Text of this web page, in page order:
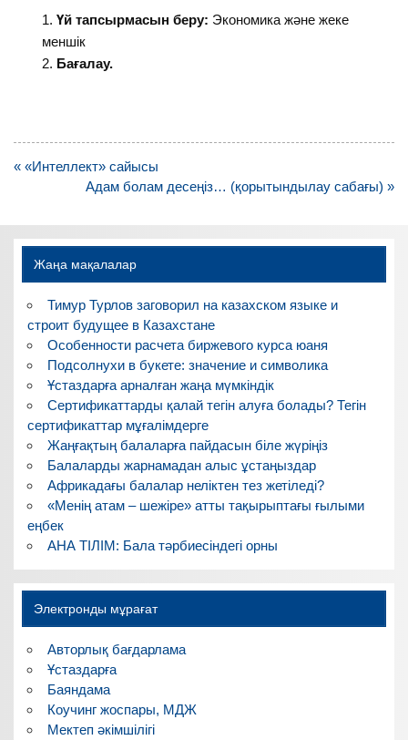
Үй тапсырмасын беру: Экономика және жеке
меншік
Бағалау.
Навигация
« «Интеллект» сайысы
Адам болам десеңіз… (қорытындылау сабағы) »
Жаңа мақалалар
Тимур Турлов заговорил на казахском языке и
строит будущее в Казахстане
Особенности расчета биржевого курса юаня
Подсолнухи в букете: значение и символика
Ұстаздарға арналған жаңа мүмкіндік
Сертификаттарды қалай тегін алуға болады? Тегін
сертификаттар мұғалімдерге
Жаңғақтың балаларға пайдасын біле жүріңіз
Балаларды жарнамадан алыс ұстаңыздар
Африкадағы балалар неліктен тез жетіледі?
«Менің атам – шежіре» атты тақырыптағы ғылыми
еңбек
АНА ТІЛІМ: Бала тәрбиесіндегі орны
Электронды мұрағат
Авторлық бағдарлама
Ұстаздарға
Баяндама
Коучинг жоспары, МДЖ
Мектеп әкімшілігі